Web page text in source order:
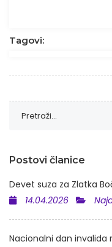
Tagovi:
Postovi članice
Devet suza za Zlatka
14.04.2026
Nacionalni dan invalida